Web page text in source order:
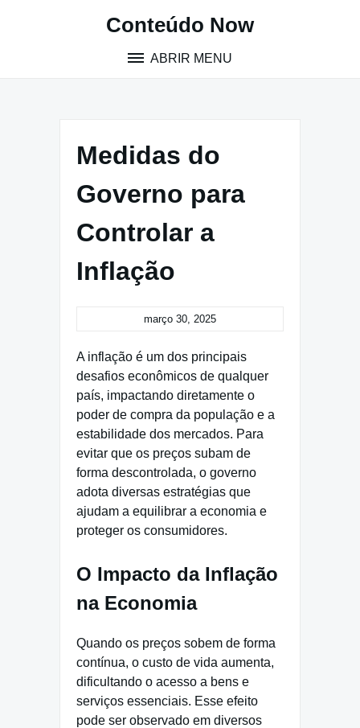
Conteúdo Now
ABRIR MENU
Medidas do
Governo para
Controlar a
Inflação
março 30, 2025
A inflação é um dos principais
desafios econômicos de qualquer
país, impactando diretamente o
poder de compra da população e a
estabilidade dos mercados. Para
evitar que os preços subam de
forma descontrolada, o governo
adota diversas estratégias que
ajudam a equilibrar a economia e
proteger os consumidores.
O Impacto da Inflação
na Economia
Quando os preços sobem de forma
contínua, o custo de vida aumenta,
dificultando o acesso a bens e
serviços essenciais. Esse efeito
pode ser observado em diversos